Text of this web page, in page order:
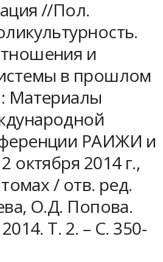
//Пол.
и
в прошлом
Материалы
РАИЖИ и
октября 2014 г.,
/ отв. ред.
О.Д. Попова.
Т. 2. – С. 350-